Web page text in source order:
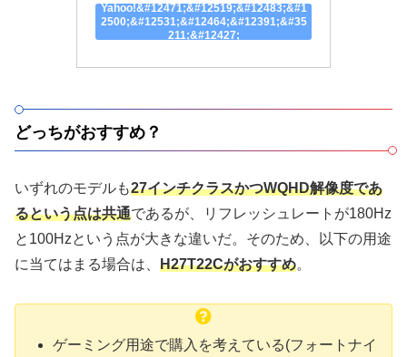
Yahoo!&#12471;&#12519;&#12483;&#1
2500;&#12531;&#12464;&#12391;&#35
211;&#12427;
どっちがおすすめ？
いずれのモデルも27インチクラスかつWQHD解像度であ
るという点は共通であるが、リフレッシュレートが180Hz
と100Hzという点が大きな違いだ。そのため、以下の用途
に当てはまる場合は、 H27T22Cがおすすめ。
ゲーミング用途で購入を考えている(フォートナイ